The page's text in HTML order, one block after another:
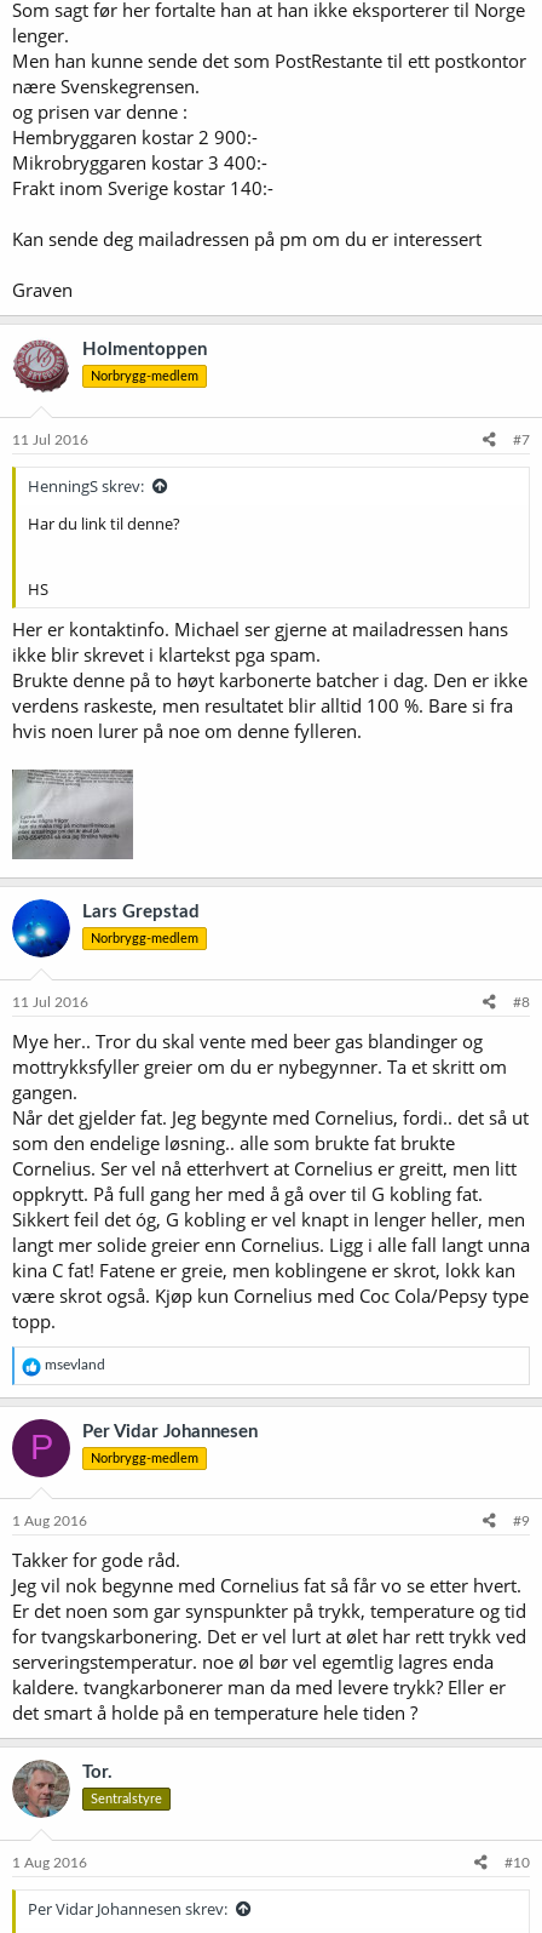
Som sagt før her fortalte han at han ikke eksporterer til Norge
lenger.
Men han kunne sende det som PostRestante til ett postkontor
nære Svenskegrensen.
og prisen var denne :
Hembryggaren kostar 2 900:-
Mikrobryggaren kostar 3 400:-
Frakt inom Sverige kostar 140:-
Kan sende deg mailadressen på pm om du er interessert
Graven
Holmentoppen
Norbrygg-medlem
11 Jul 2016 #7
HenningS skrev:
Har du link til denne?
HS
Her er kontaktinfo. Michael ser gjerne at mailadressen hans
ikke blir skrevet i klartekst pga spam.
Brukte denne på to høyt karbonerte batcher i dag. Den er ikke
verdens raskeste, men resultatet blir alltid 100 %. Bare si fra
hvis noen lurer på noe om denne fylleren.
Lars Grepstad
Norbrygg-medlem
11 Jul 2016 #8
Mye her.. Tror du skal vente med beer gas blandinger og
mottrykksfyller greier om du er nybegynner. Ta et skritt om
gangen.
Når det gjelder fat. Jeg begynte med Cornelius, fordi.. det så ut
som den endelige løsning.. alle som brukte fat brukte
Cornelius. Ser vel nå etterhvert at Cornelius er greitt, men litt
oppkrytt. På full gang her med å gå over til G kobling fat.
Sikkert feil det óg, G kobling er vel knapt in lenger heller, men
langt mer solide greier enn Cornelius. Ligg i alle fall langt unna
kina C fat! Fatene er greie, men koblingene er skrot, lokk kan
være skrot også. Kjøp kun Cornelius med Coc Cola/Pepsy type
topp.
R
e
a
k
s
o
e
:
msevland
P Per Vidar Johannesen
Norbrygg-medlem
1 Aug 2016 #9
Takker for gode råd.
Jeg vil nok begynne med Cornelius fat så får vo se etter hvert.
Er det noen som gar synspunkter på trykk, temperature og tid
for tvangskarbonering. Det er vel lurt at ølet har rett trykk ved
serveringstemperatur. noe øl bør vel egemtlig lagres enda
kaldere. tvangkarbonerer man da med levere trykk? Eller er
det smart å holde på en temperature hele tiden ?
Tor.
Sentralstyre
1 Aug 2016 #10
Per Vidar Johannesen skrev: